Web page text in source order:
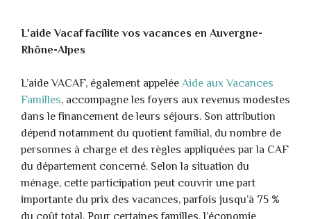
L'aide Vacaf facilite vos vacances en Auvergne-
Rhône-Alpes
L’aide VACAF, également appeléeAide aux Vacances
Familles, accompagne les foyers aux revenus modestes
dans le financement de leurs séjours. Son attribution
dépend notamment du quotient familial, du nombre de
personnes à charge et des règles appliquées par la CAF
du département concerné. Selon la situation du
ménage, cette participation peut couvrir une part
importante du prix des vacances, parfois jusqu’à 75 %